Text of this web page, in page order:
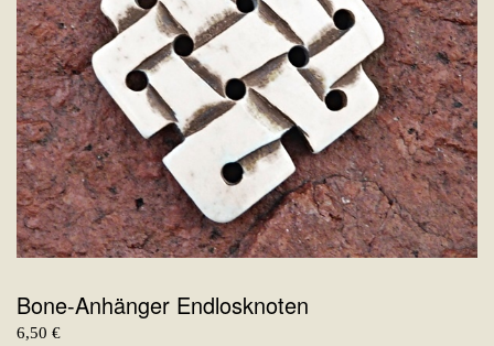
Bone-Anhänger Endlosknoten
6,50€